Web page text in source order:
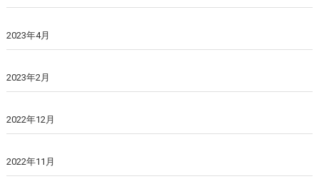
2023年4月
2023年2月
2022年12月
2022年11月